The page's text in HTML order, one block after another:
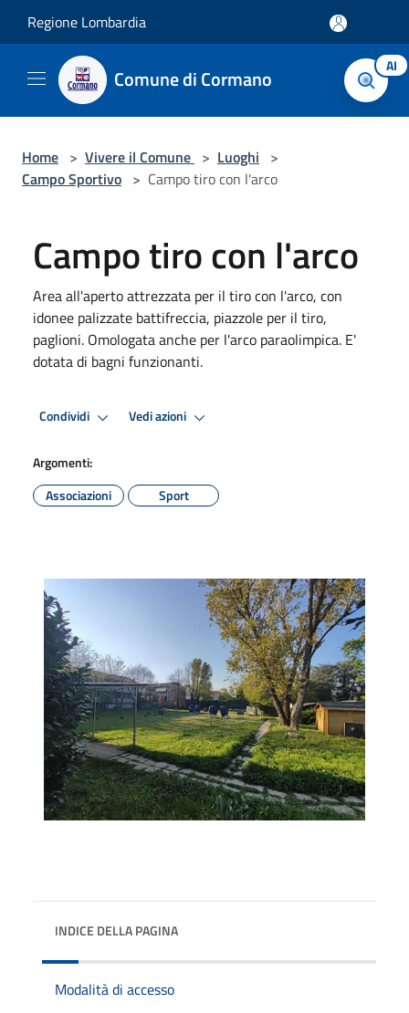
Regione Lombardia
Comune di Cormano AI
Home > Vivere il Comune > Luoghi >
Campo Sportivo > Campo tiro con l'arco
Campo tiro con l'arco
Area all'aperto attrezzata per il tiro con l'arco, con
idonee palizzate battifreccia, piazzole per il tiro,
paglioni. Omologata anche per l'arco paraolimpica. E'
dotata di bagni funzionanti.
Condividi Vedi azioni
Argomenti:
Associazioni
Sport
INDICE DELLA PAGINA
Modalità di accesso